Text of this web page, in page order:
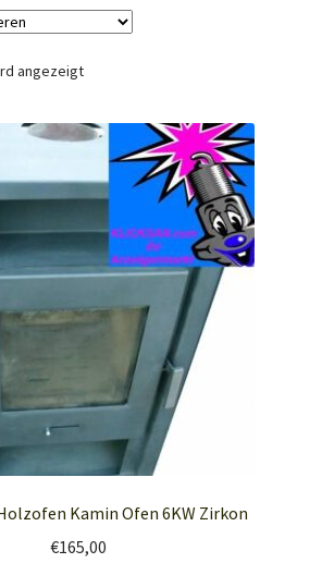
angezeigt
Kamin Ofen 6KW Zirkon
€165,00